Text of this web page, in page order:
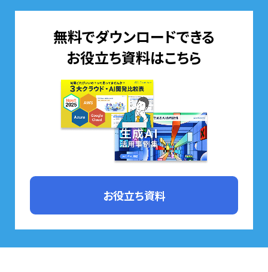
無料でダウンロードできる
お役立ち資料はこちら
お役立ち資料